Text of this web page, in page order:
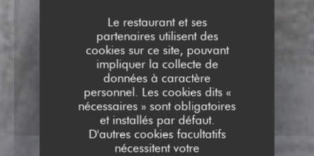
Le restaurant et ses
partenaires utilisent des
cookies sur ce site, pouvant
impliquer la collecte de
données à caractère
personnel. Les cookies dits «
nécessaires » sont obligatoires
et installés par défaut.
D'autres cookies facultatifs
nécessitent votre